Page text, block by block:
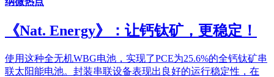
《Nat. Energy》：让钙钛矿，更稳定！
使用这种全无机WBG电池，实现了PCE为25.6%的全钙钛矿串
联太阳能电池。封装串联设备表现出良好的运行稳定性，在